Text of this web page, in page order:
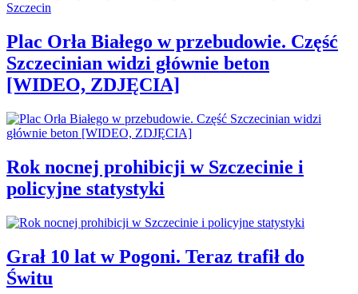
Plac Orła Białego w przebudowie. Część
Szczecinian widzi głównie beton
[WIDEO, ZDJĘCIA]
Rok nocnej prohibicji w Szczecinie i
policyjne statystyki
Grał 10 lat w Pogoni. Teraz trafił do
Świtu